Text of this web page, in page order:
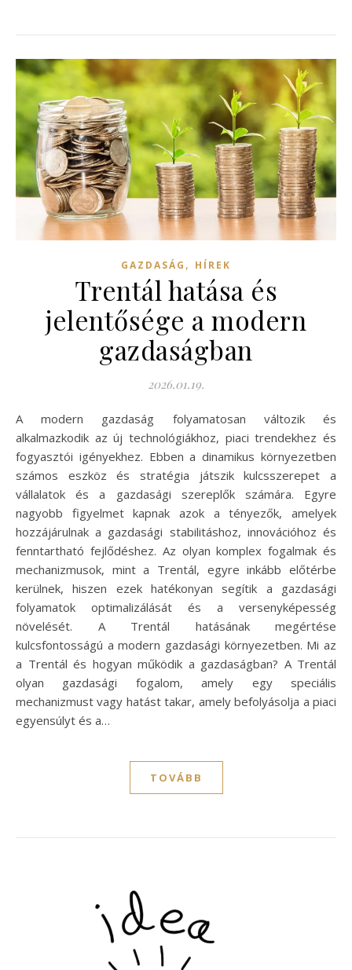
GAZDASÁG , HÍREK
Trentál hatása és
jelentősége a modern
gazdaságban
2026.01.19.
A modern gazdaság folyamatosan változik és
alkalmazkodik az új technológiákhoz, piaci trendekhez és
fogyasztói igényekhez. Ebben a dinamikus környezetben
számos eszköz és stratégia játszik kulcsszerepet a
vállalatok és a gazdasági szereplők számára. Egyre
nagyobb figyelmet kapnak azok a tényezők, amelyek
hozzájárulnak a gazdasági stabilitáshoz, innovációhoz és
fenntartható fejlődéshez. Az olyan komplex fogalmak és
mechanizmusok, mint a Trentál, egyre inkább előtérbe
kerülnek, hiszen ezek hatékonyan segítik a gazdasági
folyamatok optimalizálását és a versenyképesség
növelését. A Trentál hatásának megértése
kulcsfontosságú a modern gazdasági környezetben. Mi az
a Trentál és hogyan működik a gazdaságban? A Trentál
olyan gazdasági fogalom, amely egy speciális
mechanizmust vagy hatást takar, amely befolyásolja a piaci
egyensúlyt és a…
TOVÁBB